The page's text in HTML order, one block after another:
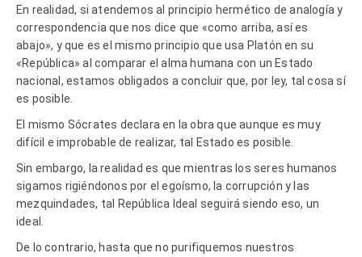
En realidad, si atendemos al principio hermético de analogía y
correspondencia que nos dice que «como arriba, así es
abajo», y que es el mismo principio que usa Platón en su
«República» al comparar el alma humana con un Estado
nacional, estamos obligados a concluir que, por ley, tal cosa sí
es posible.
El mismo Sócrates declara en la obra que aunque es muy
difícil e improbable de realizar, tal Estado es posible.
Sin embargo, la realidad es que mientras los seres humanos
sigamos rigiéndonos por el egoísmo, la corrupción y las
mezquindades, tal República Ideal seguirá siendo eso, un
ideal.
De lo contrario, hasta que no purifiquemos nuestros